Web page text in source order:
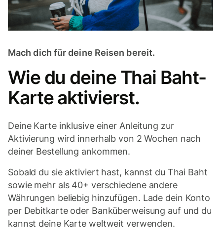
Wie du deine Thai Baht-
Karte aktivierst.
Mach dich für deine Reisen bereit.
Deine Karte inklusive einer Anleitung zur
Aktivierung wird innerhalb von 2 Wochen nach
deiner Bestellung ankommen.
Sobald du sie aktiviert hast, kannst du Thai Baht
sowie mehr als 40+ verschiedene andere
Währungen beliebig hinzufügen. Lade dein Konto
per Debitkarte oder Banküberweisung auf und du
kannst deine Karte weltweit verwenden.